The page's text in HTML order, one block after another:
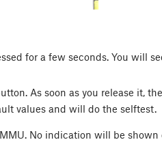
for a few seconds. You will
As soon as you release it,
values and will do the selftest.
No indication will be